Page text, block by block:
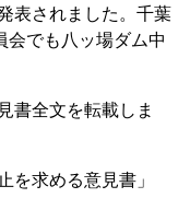
表されました。千葉
会でも八ッ場ダム中
書全文を転載しま
める意見書」